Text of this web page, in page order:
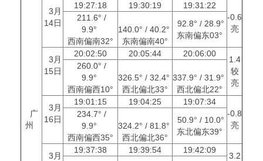
广
州
3月
14日
19:27:18 19:30:19
19:31:22
-0.6
亮
211.6° /
9.9°
西南偏南32°
140.0° / 40.2°
东南偏南40°
92.8° / 28.9°
东南偏东03°
3月
15日
20:02:50 20:05:44 20:06:00
1.4
较
亮
260.0° /
9.9°
西南偏西10°
326.5° / 32.4°
西北偏北33°
337.9° / 31.9°
西北偏北22°
3月
16日
19:01:15 19:04:25
19:07:34
-0.8
亮
234.7° /
9.9°
西南偏西35°
324.2° / 81.8°
西北偏北36°
50.9° / 10.0°
东北偏东39°
3月
19:37:38 19:39:54 19:42:09
3.2